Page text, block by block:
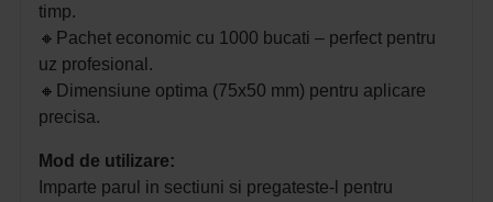
timp.
🔸Pachet economic cu 1000 bucati – perfect pentru
uz profesional.
🔸Dimensiune optima (75x50 mm) pentru aplicare
precisa.
Mod de utilizare:
Imparte parul in sectiuni si pregateste-l pentru